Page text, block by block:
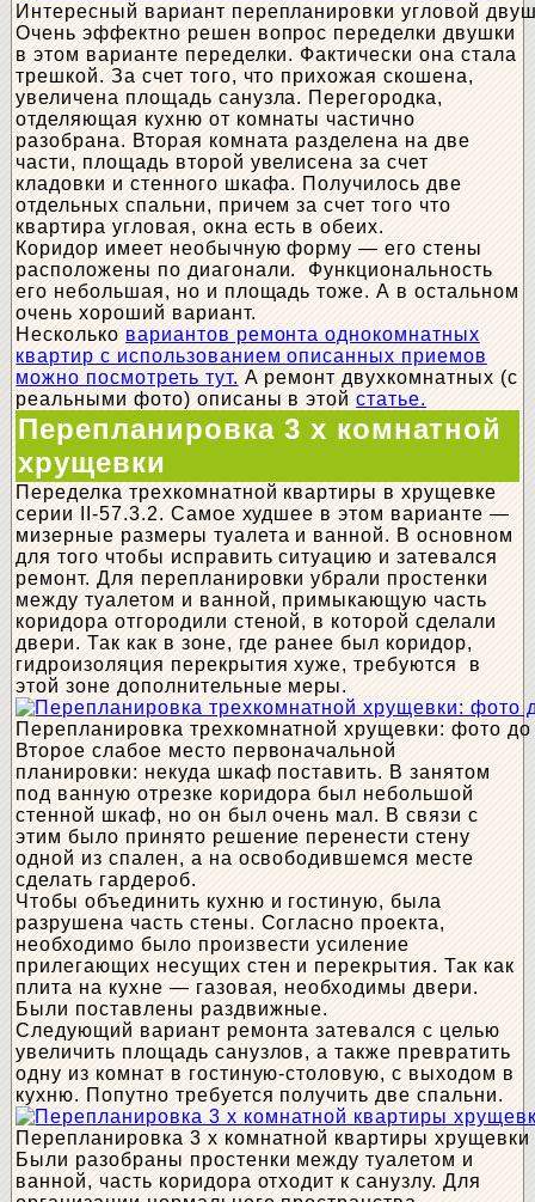
Интересный вариант перепланировки угловой
Очень эффектно решен вопрос переделки двушки
в этом варианте переделки. Фактически она стала
трешкой. За счет того, что прихожая скошена,
увеличена площадь санузла. Перегородка,
отделяющая кухню от комнаты частично
разобрана. Вторая комната разделена на две
части, площадь второй увелисена за счет
кладовки и стенного шкафа. Получилось две
отдельных спальни, причем за счет того что
квартира угловая, окна есть в обеих.
Коридор имеет необычную форму — его стены
расположены по диагонали. Функциональность
его небольшая, но и площадь тоже. А в остальном
очень хороший вариант.
Несколько вариантов ремонта однокомнатных
квартир с использованием описанных приемов
можно посмотреть тут. А ремонт двухкомнатных (с
реальными фото) описаны в этойстатье.
Перепланировка 3 х комнатной
хрущевки
Переделка трехкомнатной квартиры в хрущевке
серии II-57.3.2. Самое худшее в этом варианте —
мизерные размеры туалета и ванной. В основном
для того чтобы исправить ситуацию и затевался
ремонт. Для перепланировки убрали простенки
между туалетом и ванной, примыкающую часть
коридора отгородили стеной, в которой сделали
двери. Так как в зоне, где ранее был коридор,
гидроизоляция перекрытия хуже, требуются в
этой зоне дополнительные меры.
Перепланировка трехкомнатной хрущевки: фото
Второе слабое место первоначальной
планировки: некуда шкаф поставить. В занятом
под ванную отрезке коридора был небольшой
стенной шкаф, но он был очень мал. В связи с
этим было принято решение перенести стену
одной из спален, а на освободившемся месте
сделать гардероб.
Чтобы объединить кухню и гостиную, была
разрушена часть стены. Согласно проекта,
необходимо было произвести усиление
прилегающих несущих стен и перекрытия. Так как
плита на кухне — газовая, необходимы двери.
Были поставлены раздвижные.
Следующий вариант ремонта затевался с целью
увеличить площадь санузлов, а также превратить
одну из комнат в гостиную-столовую, с выходом в
кухню. Попутно требуется получить две спальни.
Перепланировка 3 х комнатной квартиры хрущевки
Были разобраны простенки между туалетом и
ванной, часть коридора отходит к санузлу. Для